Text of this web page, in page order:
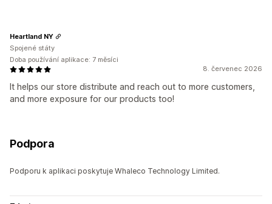
8. červenec 2026
It helps our store distribute and reach out to more customers,
and more exposure for our products too!
Heartland NY
Spojené státy
Doba používání aplikace: 7 měsíci
Podpora
Podporu k aplikaci poskytuje Whaleco Technology Limited.